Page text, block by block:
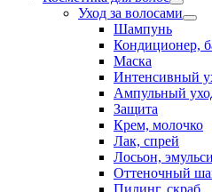
Уход за волосами
Шампунь
Кондиционер,
Маска
Интенсивный
Ампульный
Защита
Крем, молочко
Лак, спрей
Лосьон,
Оттеночный
Пилинг, скраб